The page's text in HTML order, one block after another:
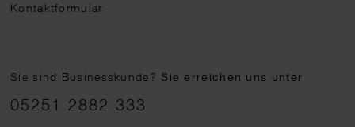
Kontaktformular
Sie sind Businesskunde?Sie erreichen uns unter
05251 2882 333